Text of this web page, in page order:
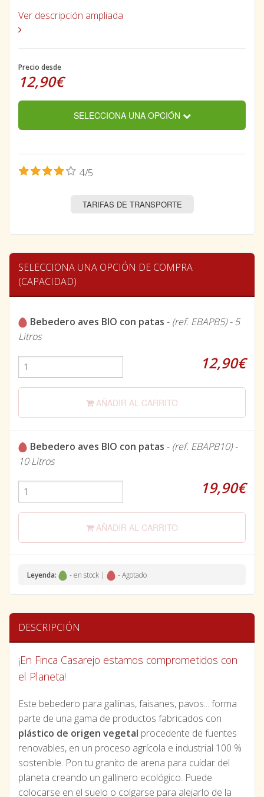
Ver descripción ampliada
Precio desde
12,90€
SELECCIONA UNA OPCIÓN
4/5
TARIFAS DE TRANSPORTE
SELECCIONA UNA OPCIÓN DE COMPRA
(CAPACIDAD)
Bebedero aves BIO con patas - (ref. EBAPB5) - 5
Litros
12,90€
AÑADIR AL CARRITO
Bebedero aves BIO con patas - (ref. EBAPB10) -
10 Litros
19,90€
AÑADIR AL CARRITO
Leyenda: - en stock | - Agotado
DESCRIPCIÓN
¡En Finca Casarejo estamos comprometidos con
el Planeta!
Este bebedero para gallinas, faisanes, pavos... forma
parte de una gama de productos fabricados con
plástico de origen vegetal procedente de fuentes
renovables, en un proceso agrícola e industrial 100 %
sostenible. Pon tu granito de arena para cuidar del
planeta creando un gallinero ecológico. Puede
colocarse en el suelo o colgarse para alejarlo de la